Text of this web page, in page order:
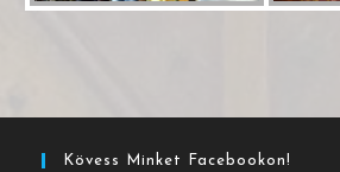
Kövess Minket Facebookon!